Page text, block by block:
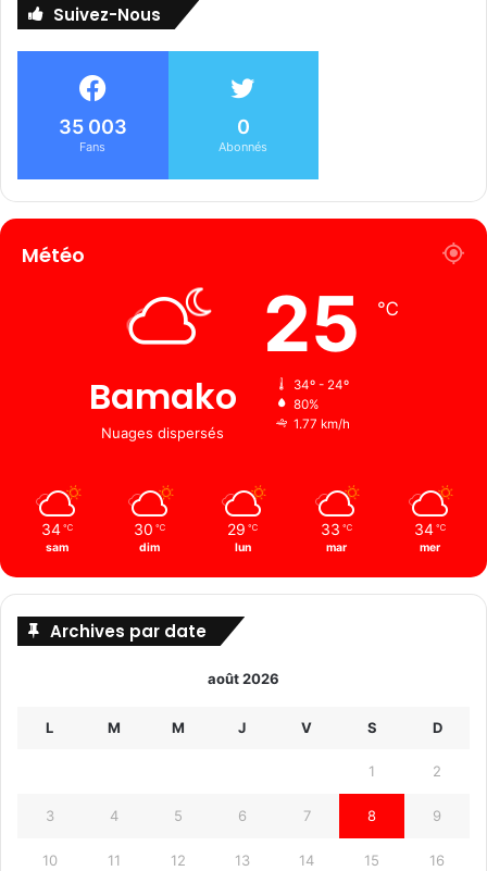
Suivez-Nous
35 003
Fans
0
Abonnés
Météo
Bamako
Nuages ​​dispersés
25 ℃
34º - 24º
80%
1.77 km/h
34 ℃
sam
30 ℃
dim
29 ℃
lun
33 ℃
mar
34 ℃
mer
Archives par date
août 2026
L M M J V S D
1 2
3 4 5 6 7 8 9
10 11 12 13 14 15 16